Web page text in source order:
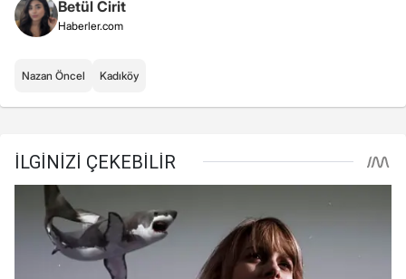
Betül Cirit
Haberler.com
Nazan Öncel Kadıköy